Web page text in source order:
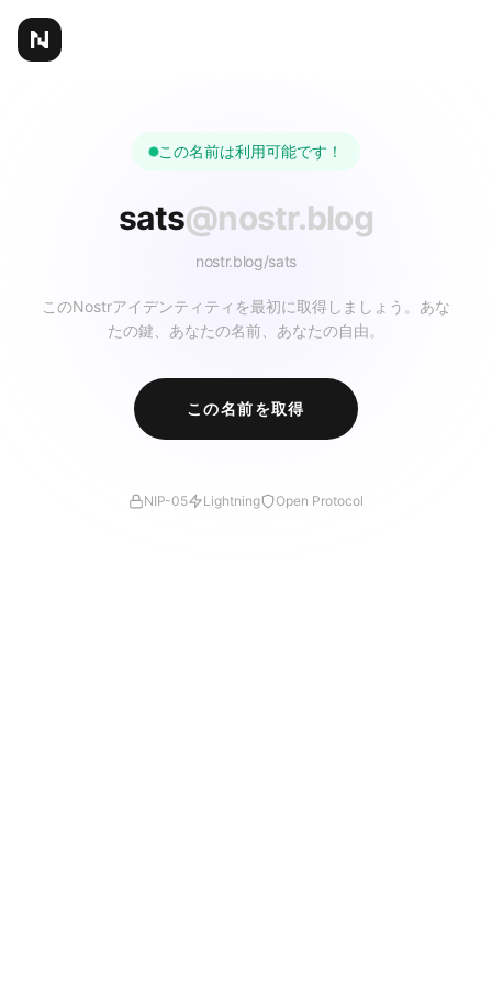
この名前は利用可能です！
sats@nostr.blog
nostr.blog/sats
このNostrアイデンティティを最初に取得しましょう。あな
たの鍵、あなたの名前、あなたの自由。
この名前を取得
NIP-05 Lightning Open Protocol